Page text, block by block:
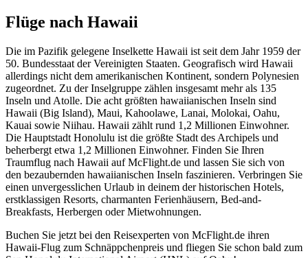
Flüge nach Hawaii
Die im Pazifik gelegene Inselkette Hawaii ist seit dem Jahr 1959 der
50. Bundesstaat der Vereinigten Staaten. Geografisch wird Hawaii
allerdings nicht dem amerikanischen Kontinent, sondern Polynesien
zugeordnet. Zu der Inselgruppe zählen insgesamt mehr als 135
Inseln und Atolle. Die acht größten hawaiianischen Inseln sind
Hawaii (Big Island), Maui, Kahoolawe, Lanai, Molokai, Oahu,
Kauai sowie Niihau. Hawaii zählt rund 1,2 Millionen Einwohner.
Die Hauptstadt Honolulu ist die größte Stadt des Archipels und
beherbergt etwa 1,2 Millionen Einwohner. Finden Sie Ihren
Traumflug nach Hawaii auf McFlight.de und lassen Sie sich von
den bezaubernden hawaiianischen Inseln faszinieren. Verbringen Sie
einen unvergesslichen Urlaub in deinem der historischen Hotels,
erstklassigen Resorts, charmanten Ferienhäusern, Bed-and-
Breakfasts, Herbergen oder Mietwohnungen.
Buchen Sie jetzt bei den Reisexperten von McFlight.de ihren
Hawaii-Flug zum Schnäppchenpreis und fliegen Sie schon bald zum